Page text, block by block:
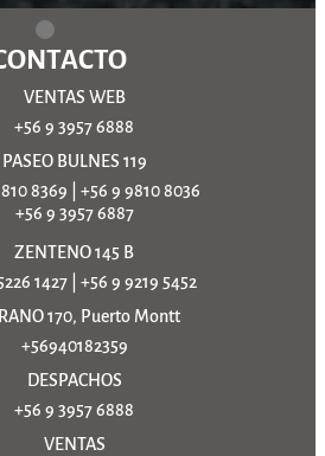
VENTAS WEB
+56 9 3957 6888
PASEO BULNES 119
8369
+56 9 9810 8036
+56 9 3957 6887
ZENTENO 145 B
1427| +56 9 9219 5452
170, Puerto Montt
+56940182359
DESPACHOS
+56 9 3957 6888
VENTAS